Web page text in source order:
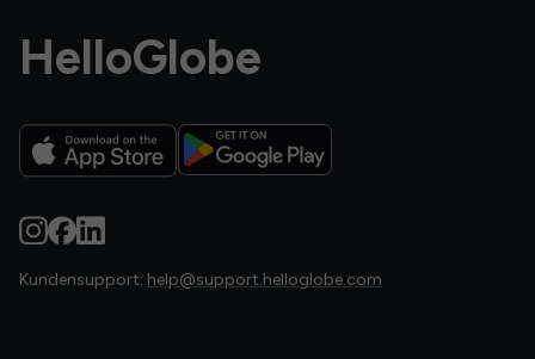
HelloGlobe
Kundensupport: help@support.helloglobe.com